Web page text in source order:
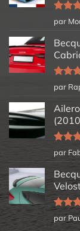
Note5
5
par
Note
5
par
Note
5
par
Note
5
par